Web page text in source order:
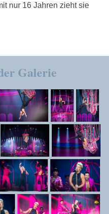
nur 16 Jahren zieht sie
Galerie